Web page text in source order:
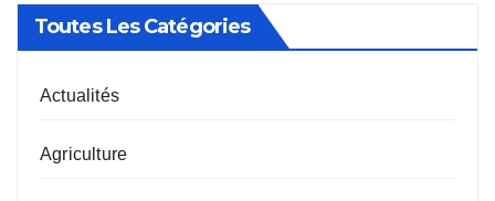
Toutes Les Catégories
Actualités
Agriculture